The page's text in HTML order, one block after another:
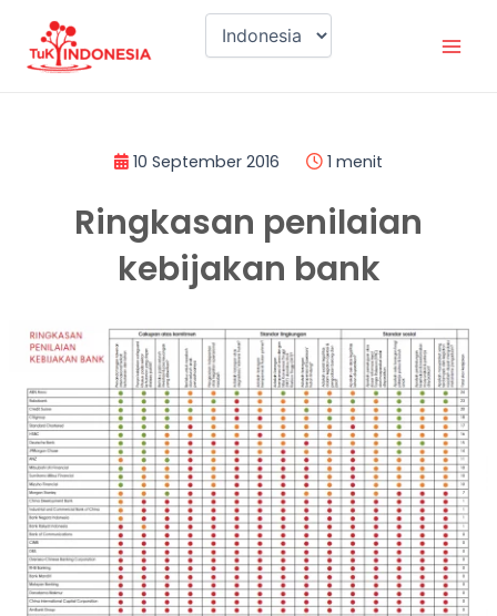
konten
10 September 2016 1 menit
Ringkasan penilaian
kebijakan bank